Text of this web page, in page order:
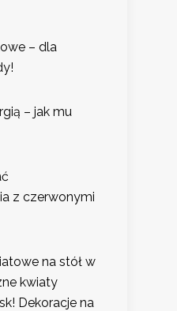
– dla
– jak mu
z czerwonymi
na stół w
kwiaty
Dekoracje na